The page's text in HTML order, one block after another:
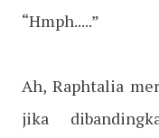
“Hmph.....”
Ah, Raphtalia
jika